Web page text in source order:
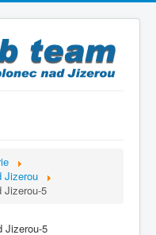
Jizerou
Jizerou-5